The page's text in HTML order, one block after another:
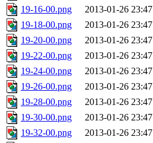
19-16-00.png
2013-01-26 23:47
19-18-00.png
2013-01-26 23:47
19-20-00.png
2013-01-26 23:47
19-22-00.png
2013-01-26 23:47
19-24-00.png
2013-01-26 23:47
19-26-00.png
2013-01-26 23:47
19-28-00.png
2013-01-26 23:47
19-30-00.png
2013-01-26 23:47
19-32-00.png
2013-01-26 23:47